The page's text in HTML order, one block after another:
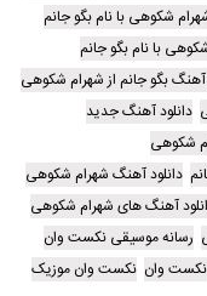
شکوهی با نام بگو جانم
با نام بگو جانم
آهنگ بگو جانم از شهرام شکوهی
دانلود آهنگ جدید
شکوهی
دانلود آهنگ شهرام شکوهی
آهنگ های شهرام شکوهی
رسانه موسیقی نکست وان
نکست وان نکست وان موزیک